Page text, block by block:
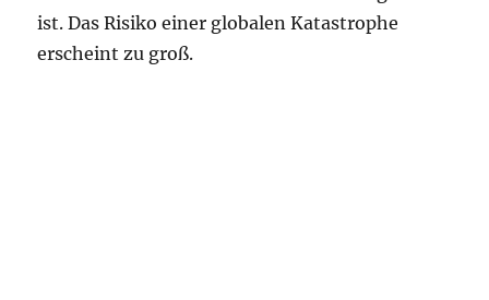
ist. Das Risiko einer globalen Katastrophe
erscheint zu groß.